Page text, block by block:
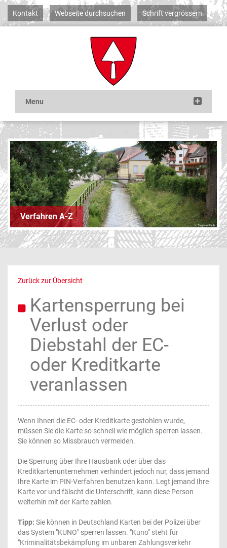
Kontakt Webseite durchsuchen Schrift vergrössern
Verfahren A-Z
Zurück zur Übersicht
Kartensperrung bei
Verlust oder
Diebstahl der EC-
oder Kreditkarte
veranlassen
Wenn Ihnen die EC- oder Kreditkarte gestohlen wurde,
müssen Sie die Karte so schnell wie möglich sperren lassen.
Sie können so Missbrauch vermeiden.
Die Sperrung über Ihre Hausbank oder über das
Kreditkartenunternehmen verhindert jedoch nur, dass jemand
Ihre Karte im PIN-Verfahren benutzen kann. Legt jemand Ihre
Karte vor und fälscht die Unterschrift, kann diese Person
weiterhin mit der Karte zahlen.
Tipp: Sie können in Deutschland Karten bei der Polizei über
das System "KUNO" sperren lassen. "Kuno" steht für
"Kriminalitätsbekämpfung im unbaren Zahlungsverkehr